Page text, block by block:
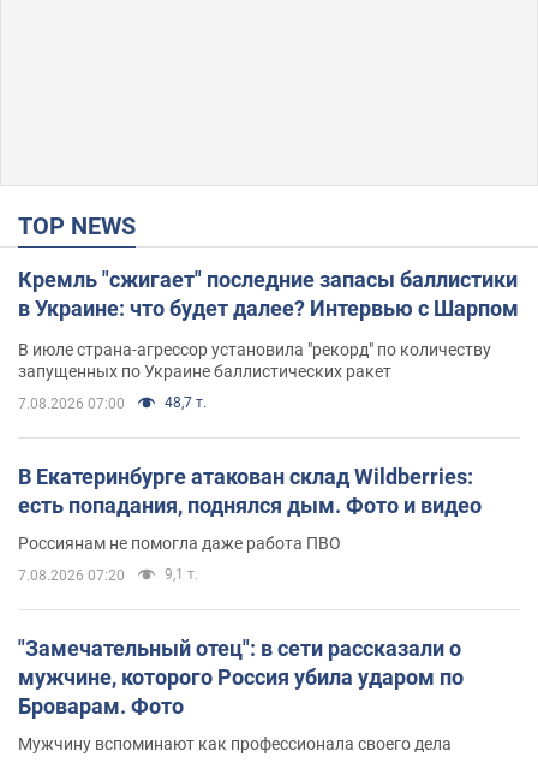
TOP NEWS
Кремль "сжигает" последние запасы баллистики
в Украине: что будет далее? Интервью с Шарпом
В июле страна-агрессор установила "рекорд" по количеству
запущенных по Украине баллистических ракет
7.08.2026 07:00 48,7 т.
В Екатеринбурге атакован склад Wildberries:
есть попадания, поднялся дым. Фото и видео
Россиянам не помогла даже работа ПВО
7.08.2026 07:20 9,1 т.
"Замечательный отец": в сети рассказали о
мужчине, которого Россия убила ударом по
Броварам. Фото
Мужчину вспоминают как профессионала своего дела